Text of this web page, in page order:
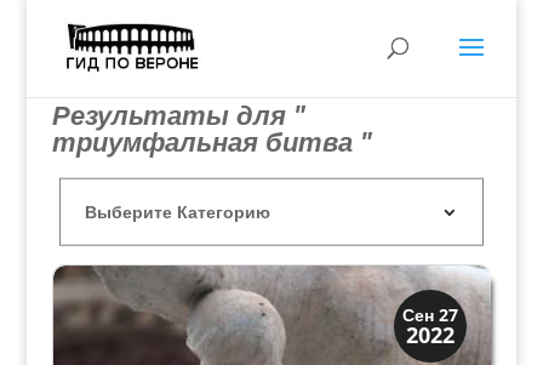
Результаты для "
триумфальная битва "
Сен 27
2022
Династии
Медичи Флоренция